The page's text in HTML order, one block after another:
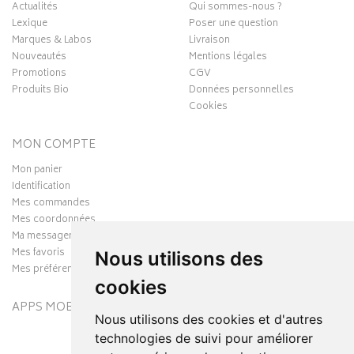
Nous utilisons des
cookies
Nous utilisons des cookies et d'autres
technologies de suivi pour améliorer
Actualités
Lexique
Marques & Labos
Nouveautés
Promotions
Produits Bio
Qui sommes-nous ?
Poser une question
Livraison
Mentions légales
CGV
Données personnelles
Cookies
MON COMPTE
Mon panier
Identification
Mes commandes
Mes coordonnées
Ma messagerie
Mes favoris
Mes préférences Cookies
APPS MOBILES